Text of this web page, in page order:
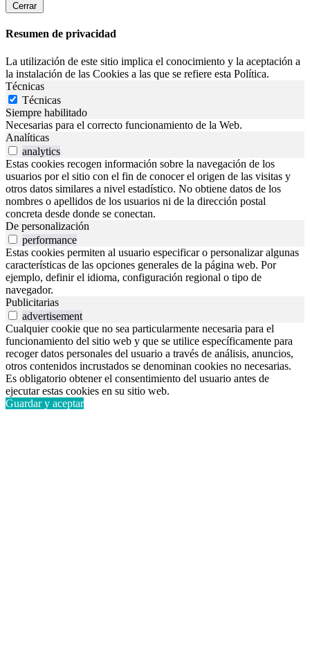
Cerrar
Resumen de privacidad
La utilización de este sitio implica el conocimiento y la aceptación a
la instalación de las Cookies a las que se refiere esta Política.
Técnicas
Técnicas
Siempre habilitado
Necesarias para el correcto funcionamiento de la Web.
Analíticas
analytics
Estas cookies recogen información sobre la navegación de los
usuarios por el sitio con el fin de conocer el origen de las visitas y
otros datos similares a nivel estadístico. No obtiene datos de los
nombres o apellidos de los usuarios ni de la dirección postal
concreta desde donde se conectan.
De personalización
performance
Estas cookies permiten al usuario especificar o personalizar algunas
características de las opciones generales de la página web. Por
ejemplo, definir el idioma, configuración regional o tipo de
navegador.
Publicitarias
advertisement
Cualquier cookie que no sea particularmente necesaria para el
funcionamiento del sitio web y que se utilice específicamente para
recoger datos personales del usuario a través de análisis, anuncios,
otros contenidos incrustados se denominan cookies no necesarias.
Es obligatorio obtener el consentimiento del usuario antes de
ejecutar estas cookies en su sitio web.
Guardar y aceptar